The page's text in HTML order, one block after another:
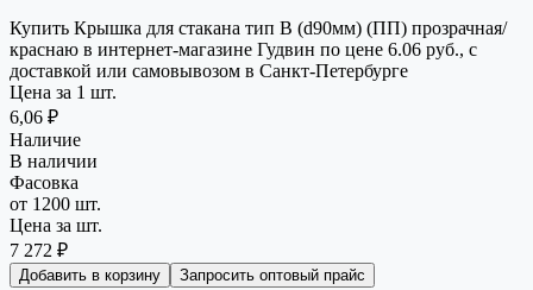
Купить Крышка для стакана тип В (d90мм) (ПП) прозрачная/
краснаю в интернет-магазине Гудвин по цене 6.06 руб., с
доставкой или самовывозом в Санкт-Петербурге
Цена за 1 шт.
6,06 ₽
Наличие
В наличии
Фасовка
от 1200 шт.
Цена за шт.
7 272 ₽
Добавить в корзину Запросить оптовый прайс